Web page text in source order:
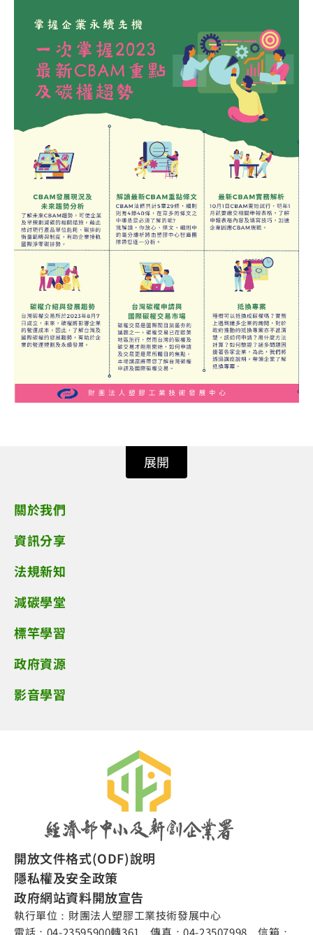
展開
關於我們
資訊分享
法規新知
減碳學堂
標竿學習
政府資源
影音學習
開放文件格式(ODF)說明
隱私權及安全政策
政府網站資料開放宣告
執行單位：財團法人塑膠工業技術發展中心
電話：04-23595900轉361 傳真：04-23507998 信箱：